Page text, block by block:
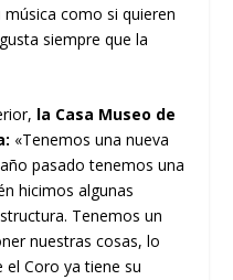
como si quieren
siempre que la
la Casa Museo de
«Tenemos una nueva
pasado tenemos una
hicimos algunas
Tenemos un
nuestras cosas, lo
el Coro ya tiene su